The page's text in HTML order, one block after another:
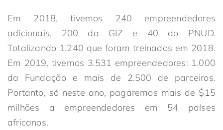
Em 2018, tivemos 240 empreendedores
adicionais, 200 da GIZ e 40 do PNUD.
Totalizando 1.240 que foram treinados em 2018.
Em 2019, tivemos 3.531 empreendedores: 1.000
da Fundação e mais de 2.500 de parceiros.
Portanto, só neste ano, pagaremos mais de $15
milhões a empreendedores em 54 países
africanos.